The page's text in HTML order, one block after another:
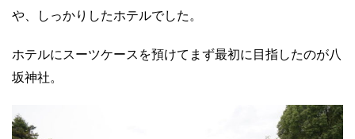
や、しっかりしたホテルでした。
ホテルにスーツケースを預けてまず最初に目指したのが八
坂神社。